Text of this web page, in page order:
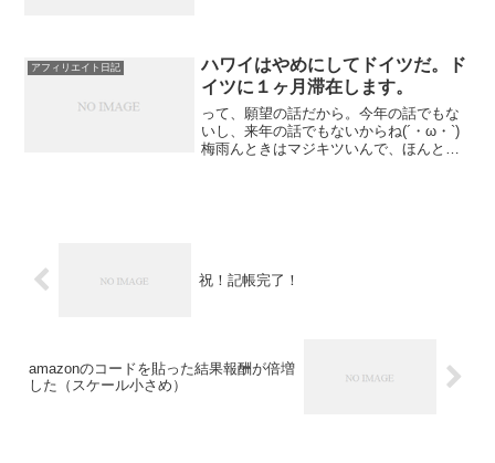
のはいやなのだ。誰とも戦...
アフィリエイト日記
ハワイはやめにしてドイツだ。ド
イツに１ヶ月滞在します。
って、願望の話だから。今年の話でもな
いし、来年の話でもないからね(´・ω・`)
梅雨んときはマジキツいんで、ほんと、
祝！記帳完了！
amazonのコードを貼った結果報酬が倍増
した（スケール小さめ）